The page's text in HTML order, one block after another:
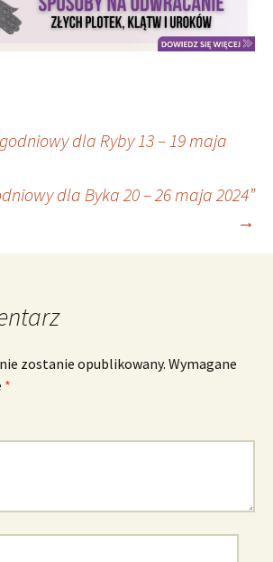
dla Ryby 13 – 19 maja
dla Byka 20 – 26 maja 2024”
→
zostanie opublikowany. Wymagane
*